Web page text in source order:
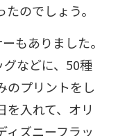
のでしょう。
もありました。
などに、 50種
のプリントをし
を入れて、オリ
ィズニーフラッ